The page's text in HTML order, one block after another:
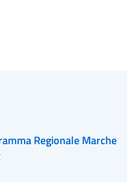
Regionale Marche